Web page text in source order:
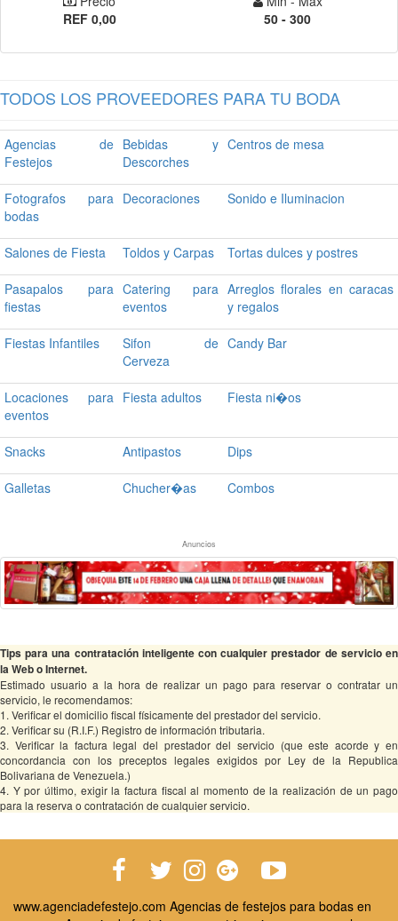
REF 0,00
50 - 300
TODOS LOS PROVEEDORES PARA TU BODA
Agencias de
Festejos
Bebidas y
Descorches
Centros de mesa
Fotografos para
bodas
Decoraciones Sonido e Iluminacion
Salones de Fiesta Toldos y Carpas Tortas dulces y postres
Pasapalos para
fiestas
Catering para
eventos
Arreglos florales en caracas
y regalos
Fiestas Infantiles
Sifon de
Cerveza
Candy Bar
Locaciones para
eventos
Fiesta adultos Fiesta ni�os
Snacks Antipastos Dips
Galletas Chucher�as Combos
Anuncios
Tips para una contratación inteligente con cualquier prestador de servicio en
la Web o Internet.
Estimado usuario a la hora de realizar un pago para reservar o contratar un
servicio, le recomendamos:
1. Verificar el domicilio fiscal físicamente del prestador del servicio.
2. Verificar su (R.I.F.) Registro de información tributaria.
3. Verificar la factura legal del prestador del servicio (que este acorde y en
concordancia con los preceptos legales exigidos por Ley de la Republica
Bolivariana de Venezuela.)
4. Y por último, exigir la factura fiscal al momento de la realización de un pago
para la reserva o contratación de cualquier servicio.
www.agenciadefestejo.com Agencias de festejos para bodas en